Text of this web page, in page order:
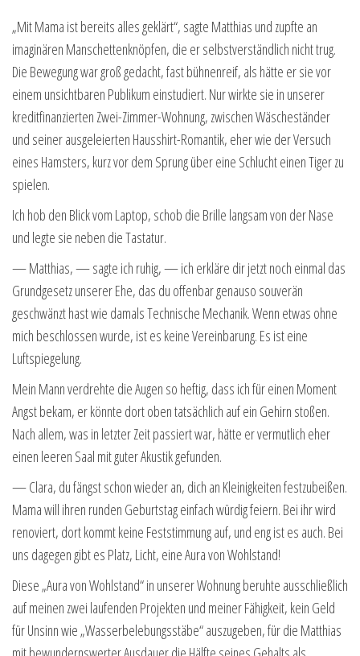
„Mit Mama ist bereits alles geklärt“, sagte Matthias und zupfte an
imaginären Manschettenknöpfen, die er selbstverständlich nicht trug.
Die Bewegung war groß gedacht, fast bühnenreif, als hätte er sie vor
einem unsichtbaren Publikum einstudiert. Nur wirkte sie in unserer
kreditfinanzierten Zwei-Zimmer-Wohnung, zwischen Wäscheständer
und seiner ausgeleierten Hausshirt-Romantik, eher wie der Versuch
eines Hamsters, kurz vor dem Sprung über eine Schlucht einen Tiger zu
spielen.
Ich hob den Blick vom Laptop, schob die Brille langsam von der Nase
und legte sie neben die Tastatur.
— Matthias, — sagte ich ruhig, — ich erkläre dir jetzt noch einmal das
Grundgesetz unserer Ehe, das du offenbar genauso souverän
geschwänzt hast wie damals Technische Mechanik. Wenn etwas ohne
mich beschlossen wurde, ist es keine Vereinbarung. Es ist eine
Luftspiegelung.
Mein Mann verdrehte die Augen so heftig, dass ich für einen Moment
Angst bekam, er könnte dort oben tatsächlich auf ein Gehirn stoßen.
Nach allem, was in letzter Zeit passiert war, hätte er vermutlich eher
einen leeren Saal mit guter Akustik gefunden.
— Clara, du fängst schon wieder an, dich an Kleinigkeiten festzubeißen.
Mama will ihren runden Geburtstag einfach würdig feiern. Bei ihr wird
renoviert, dort kommt keine Feststimmung auf, und eng ist es auch. Bei
uns dagegen gibt es Platz, Licht, eine Aura von Wohlstand!
Diese „Aura von Wohlstand“ in unserer Wohnung beruhte ausschließlich
auf meinen zwei laufenden Projekten und meiner Fähigkeit, kein Geld
für Unsinn wie „Wasserbelebungsstäbe“ auszugeben, für die Matthias